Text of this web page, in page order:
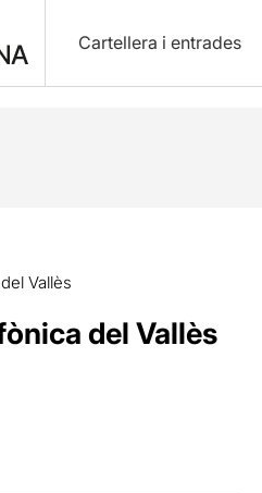
Cartellera i entrades
Vallès
del Vallès